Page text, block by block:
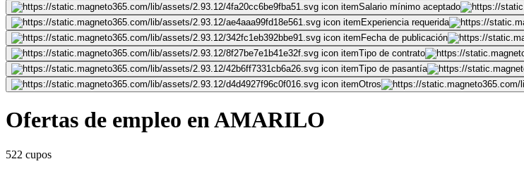
Salario mínimo aceptado
Experiencia requerida
Fecha de publicación
Tipo de contrato
Tipo de pasantía
Otros
Ofertas de empleo en AMARILO
522 cupos